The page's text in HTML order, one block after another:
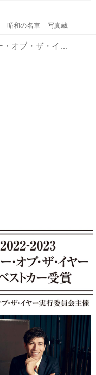
昭和の名車 写真蔵
「日本カー・オブ・ザ・イヤー10ベスト」だけど11台が決定！激戦必至の予感あり